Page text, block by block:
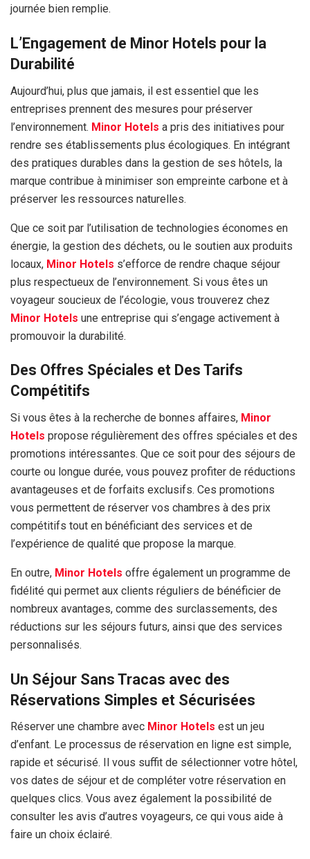
journée bien remplie.
L’Engagement de Minor Hotels pour la
Durabilité
Aujourd’hui, plus que jamais, il est essentiel que les
entreprises prennent des mesures pour préserver
l’environnement. Minor Hotels a pris des initiatives pour
rendre ses établissements plus écologiques. En intégrant
des pratiques durables dans la gestion de ses hôtels, la
marque contribue à minimiser son empreinte carbone et à
préserver les ressources naturelles.
Que ce soit par l’utilisation de technologies économes en
énergie, la gestion des déchets, ou le soutien aux produits
locaux, Minor Hotels s’efforce de rendre chaque séjour
plus respectueux de l’environnement. Si vous êtes un
voyageur soucieux de l’écologie, vous trouverez chez
Minor Hotels une entreprise qui s’engage activement à
promouvoir la durabilité.
Des Offres Spéciales et Des Tarifs
Compétitifs
Si vous êtes à la recherche de bonnes affaires, Minor
Hotels propose régulièrement des offres spéciales et des
promotions intéressantes. Que ce soit pour des séjours de
courte ou longue durée, vous pouvez profiter de réductions
avantageuses et de forfaits exclusifs. Ces promotions
vous permettent de réserver vos chambres à des prix
compétitifs tout en bénéficiant des services et de
l’expérience de qualité que propose la marque.
En outre, Minor Hotels offre également un programme de
fidélité qui permet aux clients réguliers de bénéficier de
nombreux avantages, comme des surclassements, des
réductions sur les séjours futurs, ainsi que des services
personnalisés.
Un Séjour Sans Tracas avec des
Réservations Simples et Sécurisées
Réserver une chambre avec Minor Hotels est un jeu
d’enfant. Le processus de réservation en ligne est simple,
rapide et sécurisé. Il vous suffit de sélectionner votre hôtel,
vos dates de séjour et de compléter votre réservation en
quelques clics. Vous avez également la possibilité de
consulter les avis d’autres voyageurs, ce qui vous aide à
faire un choix éclairé.